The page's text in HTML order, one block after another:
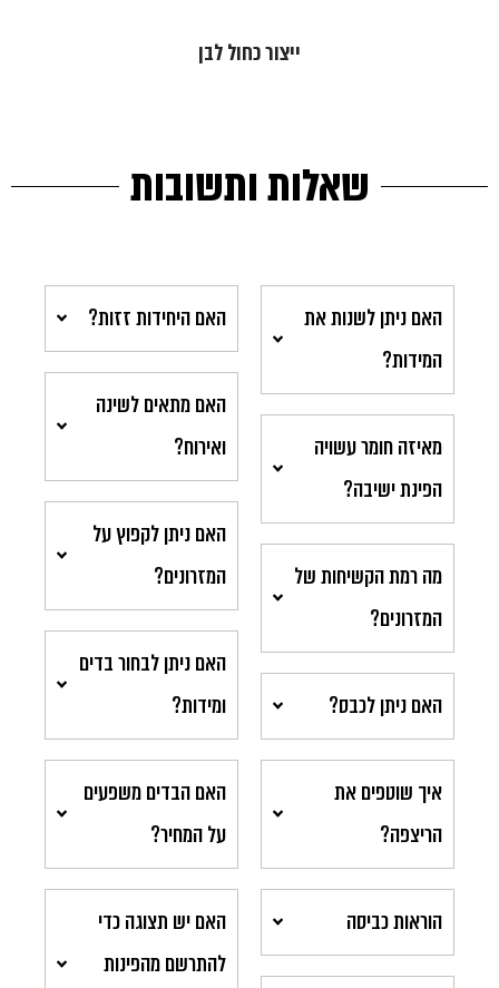
ייצור כחול לבן
שאלות ותשובות
האם ניתן לשנות את
המידות?
מאיזה חומר עשויה
הפינת ישיבה?
מה רמת הקשיחות של
המזרונים?
האם ניתן לכבס?
איך שוטפים את
הריצפה?
הוראות כביסה
האם היחידות זזות?
האם מתאים לשינה
ואירוח?
האם ניתן לקפוץ על
המזרונים?
האם ניתן לבחור בדים
ומידות?
האם הבדים משפעים
על המחיר?
האם יש תצוגה כדי
להתרשם מהפינות